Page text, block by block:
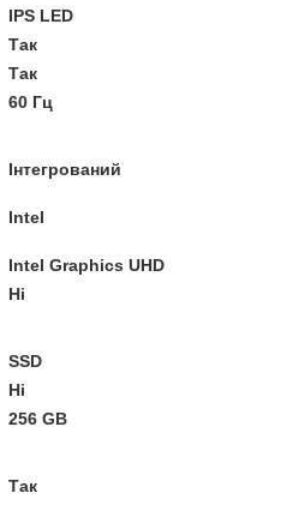
IPS LED
Так
Так
60 Гц
Інтегрований
Intel
Intel Graphics UHD
Ні
SSD
Ні
256 GB
Так